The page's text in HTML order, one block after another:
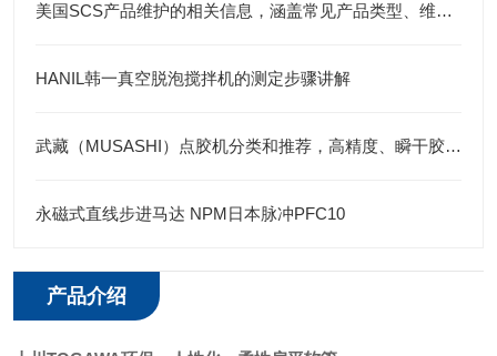
美国SCS产品维护的相关信息，涵盖常见产品类型、维护要点
HANIL韩一真空脱泡搅拌机的测定步骤讲解
武藏（MUSASHI）点胶机分类和推荐，高精度、瞬干胶、便携式、全自动及涂布
永磁式直线步进马达 NPM日本脉冲PFC10
产品介绍